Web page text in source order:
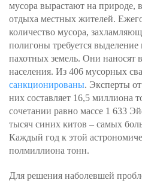
мусора вырастают на природе,
отдыха местных жителей.
количество мусора,
полигоны требуется выделение
пахотных земель. Они наносят
населения. Из 406 мусорных
санкционированы. Эксперты
них составляет 16,5 миллиона
сочетании равно массе 1 633
тысяч синих китов – самых
Каждый год к этой
полмиллиона тонн.
Для решения наболевшей